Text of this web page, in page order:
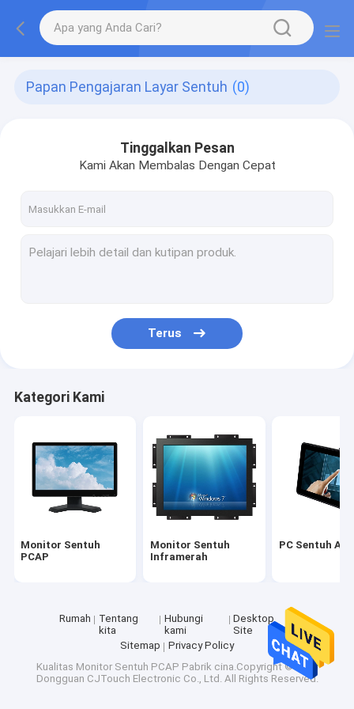
Papan Pengajaran Layar Sentuh (0)
Tinggalkan Pesan
Kami Akan Membalas Dengan Cepat
Terus
Kategori Kami
Monitor Sentuh
PCAP
Monitor Sentuh
Inframerah
PC Sentuh AIO
Rumah
Tentang
kita
Hubungi
kami
Desktop
Site
Sitemap
Privacy Policy
Kualitas Monitor Sentuh PCAP Pabrik cina.Copyright © 2026
Dongguan CJTouch Electronic Co., Ltd. All Rights Reserved.